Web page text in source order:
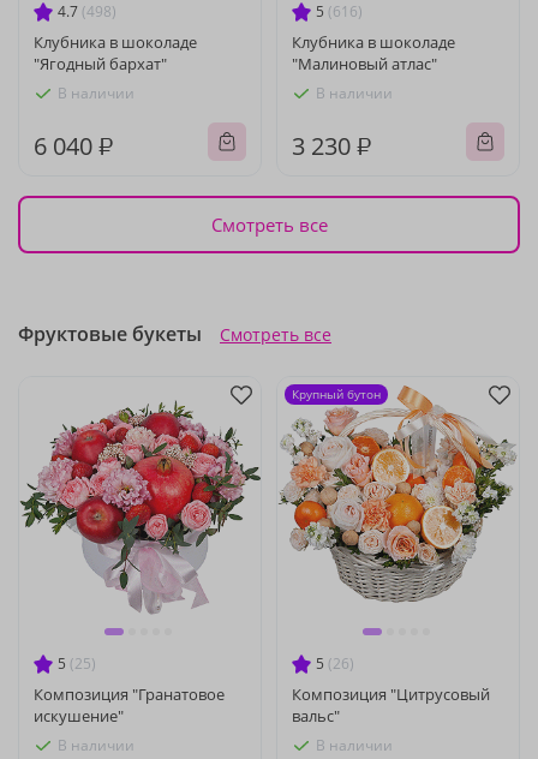
4.7 (498)
Клубника в шоколаде
"Ягодный бархат"
В наличии
6 040 ₽
5 (616)
Клубника в шоколаде
"Малиновый атлас"
В наличии
3 230 ₽
Смотреть все
Фруктовые букеты Смотреть все
5 (25)
Композиция "Гранатовое
искушение"
В наличии
5 (26)
Композиция "Цитрусовый
вальс"
В наличии
Крупный бутон